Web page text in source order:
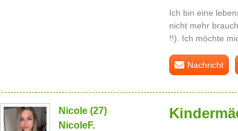
Ich bin eine
nicht mehr
!!). Ich möchte
Nachricht
Nicole (27)
NicoleF.